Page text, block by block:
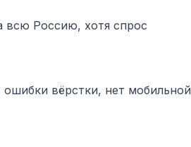
всю Россию, хотя спрос
ошибки вёрстки, нет мобильной